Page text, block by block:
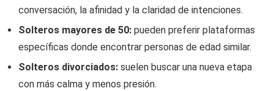
conversación, la afinidad y la claridad de intenciones.
Solteros mayores de 50: pueden preferir plataformas
específicas donde encontrar personas de edad similar.
Solteros divorciados: suelen buscar una nueva etapa
con más calma y menos presión.